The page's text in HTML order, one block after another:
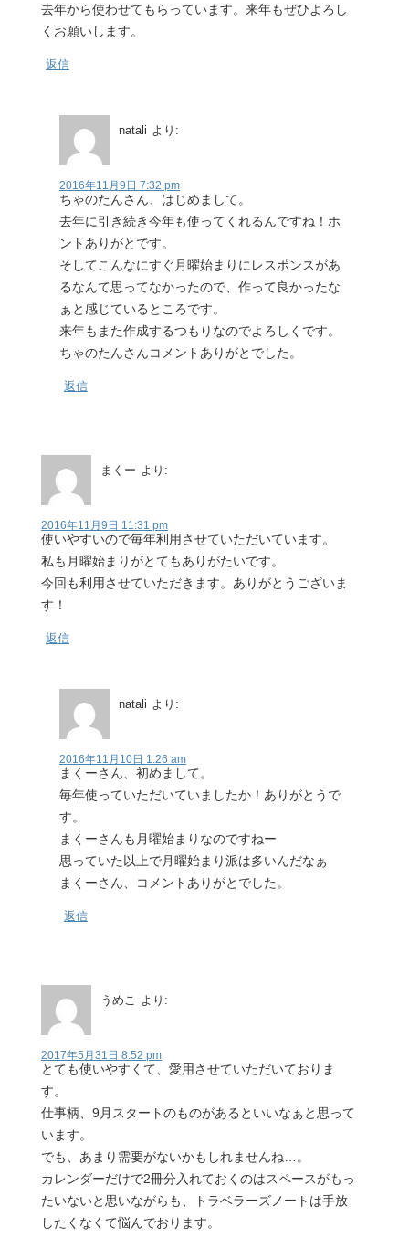
去年から使わせてもらっています。来年もぜひよろし
くお願いします。
返信
natali より:
2016年11月9日 7:32 pm
ちゃのたんさん、はじめまして。
去年に引き続き今年も使ってくれるんですね！ホ
ントありがとです。
そしてこんなにすぐ月曜始まりにレスポンスがあ
るなんて思ってなかったので、作って良かったな
ぁと感じているところです。
来年もまた作成するつもりなのでよろしくです。
ちゃのたんさんコメントありがとでした。
返信
まくー より:
2016年11月9日 11:31 pm
使いやすいので毎年利用させていただいています。
私も月曜始まりがとてもありがたいです。
今回も利用させていただきます。ありがとうございま
す！
返信
natali より:
2016年11月10日 1:26 am
まくーさん、初めまして。
毎年使っていただいていましたか！ありがとうで
す。
まくーさんも月曜始まりなのですねー
思っていた以上で月曜始まり派は多いんだなぁ
まくーさん、コメントありがとでした。
返信
うめこ より:
2017年5月31日 8:52 pm
とても使いやすくて、愛用させていただいておりま
す。
仕事柄、9月スタートのものがあるといいなぁと思って
います。
でも、あまり需要がないかもしれませんね…。
カレンダーだけで2冊分入れておくのはスペースがもっ
たいないと思いながらも、トラベラーズノートは手放
したくなくて悩んでおります。